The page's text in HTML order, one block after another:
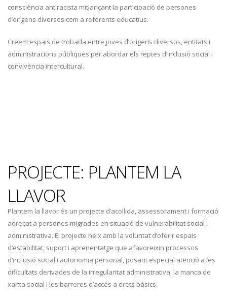
consciència antiracista mitjançant la participació de persones
d’orígens diversos com a referents educatius.
Creem espais de trobada entre joves d’origens diversos, entitats i
administracions públiques per abordar els reptes d’inclusió social i
convivència intercultural.
PROJECTE: PLANTEM LA
LLAVOR
Plantem la llavor és un projecte d’acollida, assessorament i formació
adreçat a persones migrades en situació de vulnerabilitat social i
administrativa. El projecte neix amb la voluntat d’oferir espais
d’estabilitat, suport i aprenentatge que afavoreixin processos
d’inclusió social i autonomia personal, posant especial atenció a les
dificultats derivades de la irregularitat administrativa, la manca de
xarxa social i les barreres d’accés a drets bàsics.